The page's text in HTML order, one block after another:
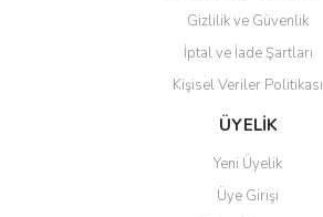
Gönder
Gizlilik ve Güvenlik
İptal ve İade Şartları
Kişisel Veriler Politikası
ÜYELİK
Yeni Üyelik
Üye Girişi